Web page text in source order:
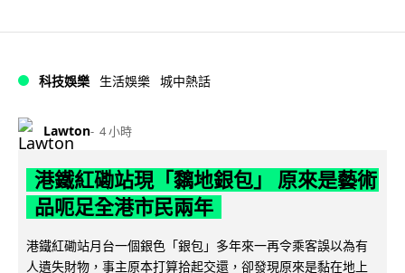
科技娛樂 生活娛樂 城中熱話
Lawton 4 小時
港鐵紅磡站現「黐地銀包」 原來是藝術
品呃足全港市民兩年
港鐵紅磡站月台一個銀色「銀包」多年來一再令乘客誤以為有
人遺失財物，事主原本打算拾起交還，卻發現原來是黏在地上